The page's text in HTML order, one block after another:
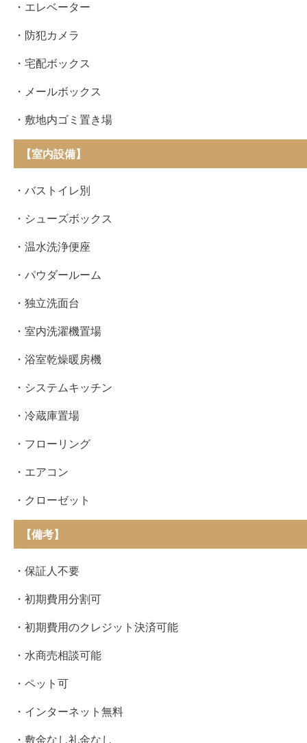
・エレベーター
・防犯カメラ
・宅配ボックス
・メールボックス
・敷地内ゴミ置き場
【室内設備】
・バストイレ別
・シューズボックス
・温水洗浄便座
・パウダールーム
・独立洗面台
・室内洗濯機置場
・浴室乾燥暖房機
・システムキッチン
・冷蔵庫置場
・フローリング
・エアコン
・クローゼット
【備考】
・保証人不要
・初期費用分割可
・初期費用のクレジット決済可能
・水商売相談可能
・ペット可
・インターネット無料
・敷金なし礼金なし